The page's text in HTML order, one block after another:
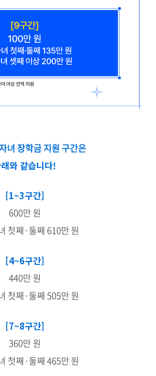
녀 장학금 지원 구간은
와 같습니다!
[1~3구간]
600만 원
첫째·둘째 610만 원
[4~6구간]
440만 원
첫째·둘째 505만 원
[7~8구간]
360만 원
첫째·둘째 465만 원